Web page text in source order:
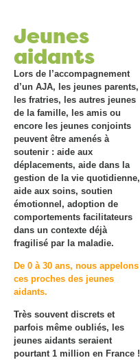
Jeunes
aidants
Lors de l’accompagnement
d’un AJA, les jeunes parents,
les fratries, les autres jeunes
de la famille, les amis ou
encore les jeunes conjoints
peuvent être amenés à
soutenir : aide aux
déplacements, aide dans la
gestion de la vie quotidienne,
aide aux soins, soutien
émotionnel, adoption de
comportements facilitateurs
dans un contexte déjà
fragilisé par la maladie.
De 0 à 30 ans, nous appelons
ces proches des jeunes
aidants.
Très souvent discrets et
parfois même oubliés, les
jeunes aidants seraient
pourtant 1 million en France !